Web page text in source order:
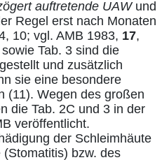
auftretende UAW und
Regel erst nach Monaten
10; vgl. AMB 1983, 17,
Tab. 3 sind die
und zusätzlich
sie eine besondere
(11). Wegen des großen
die Tab. 2C und 3 in der
veröffentlicht.
der Schleimhäute
bzw. des